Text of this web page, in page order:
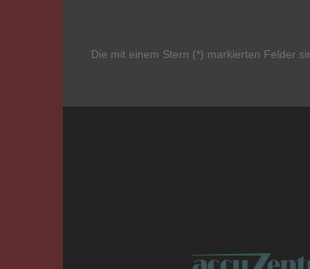
Die mit einem Stern (*) markierten Felder